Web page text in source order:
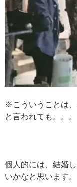
※こういうことは
と言われても。。。
個人的には、結婚
いかなと思います。